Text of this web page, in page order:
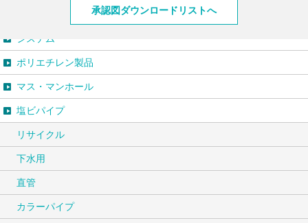
承認図ダウンロードリストへ
システム
ポリエチレン製品
マス・マンホール
塩ビパイプ
リサイクル
下水用
直管
カラーパイプ